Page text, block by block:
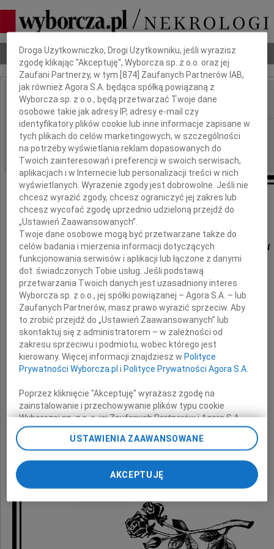
Nekrologi Odeszli Poradnik pogrzebowy
IMIĘ I NAZWISKO:
REGION: Szczecin
DATA EMISJI: 21.09.2017
Senatorowi
Grzegorzowi Napieralskiemu
najszczersze kondolencje
z powodu śmierci
Taty
Dyrekcja i pracownicy
Zarządu Dróg i Transportu Miejskiego
w Szczecinie
Dbamy o Twoją prywatność
Droga Użytkowniczko, Drogi Użytkowniku, jeśli wyrazisz
zgodę klikając "Akceptuję", Wyborcza sp. z o.o. oraz jej
Zaufani Partnerzy, w tym [874 ] Zaufanych Partnerów IAB,
jak również Agora S.A. będąca spółką powiązaną z
Wyborcza sp. z o.o., będą przetwarzać Twoje dane
osobowe takie jak adresy IP, adresy e-mail czy
identyfikatory plików cookie lub inne informacje zapisane w
tych plikach do celów marketingowych, w szczególności
na potrzeby wyświetlania reklam dopasowanych do
Twoich zainteresowań i preferencji w swoich serwisach,
aplikacjach i w Internecie lub personalizacji treści w nich
wyświetlanych. Wyrażenie zgody jest dobrowolne. Jeśli nie
chcesz wyrazić zgody, chcesz ograniczyć jej zakres lub
chcesz wycofać zgodę uprzednio udzieloną przejdź do
„Ustawień Zaawansowanych”.
Twoje dane osobowe mogą być przetwarzane także do
celów badania i mierzenia informacji dotyczących
funkcjonowania serwisów i aplikacji lub łączone z danymi
dot. świadczonych Tobie usług. Jeśli podstawą
przetwarzania Twoich danych jest uzasadniony interes
Wyborcza sp. z o.o., jej spółki powiązanej – Agora S.A. – lub
Zaufanych Partnerów, masz prawo wyrazić sprzeciw. Aby
to zrobić przejdź do „Ustawień Zaawansowanych” lub
skontaktuj się z administratorem – w zależności od
zakresu sprzeciwu i podmiotu, wobec którego jest
kierowany. Więcej informacji znajdziesz w Polityce
Prywatności Wyborcza.pl i Polityce Prywatności Agora S.A.
Poprzez kliknięcie "Akceptuję" wyrażasz zgodę na
zainstalowanie i przechowywanie plików typu cookie
Wyborczej sp. z o. o. jej Zaufanych Partnerów i Agora S.A.
na Twoim urządzeniu końcowym. Możesz też w każdej
chwili zmienić swoje preferencje dot. plików cookie,
preferencjami dot. przetwarzania danych poprzez
odnośnik „Ustawienia prywatności” w stopce serwisu i
przechodząc do sekcji „Ustawienia zaawansowane”.
Zmiana ustawień plików cookie możliwa jest także za
pomocą ustawień przeglądarki.
My, nasi Zaufani Partnerzy i Agora S.A. możemy
USTAWIENIA ZAAWANSOWANE
AKCEPTUJĘ